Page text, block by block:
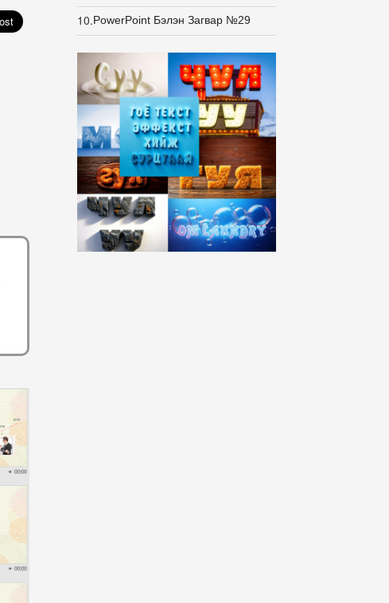
10.PowerPoint Бэлэн Загвар №29